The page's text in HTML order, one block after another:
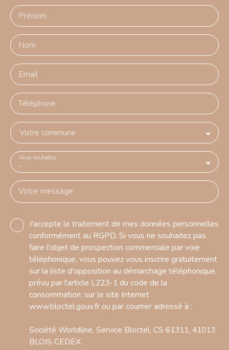
Prénom
Nom
Email
Téléphone
Votre commune
-
Vous souhaitez
Votre message
J'accepte le traitement de mes données personnelles
conformément au RGPD. Si vous ne souhaitez pas
faire l'objet de prospection commerciale par voie
téléphonique, vous pouvez vous inscrire gratuitement
sur la liste d'opposition au démarchage téléphonique,
prévu par l'article L223-1 du code de la
consommation, sur le site Internet
www.bloctel.gouv.fr ou par courrier adressé à :
Société Worldline, Service Bloctel, CS 61311, 41013
BLOIS CEDEX.